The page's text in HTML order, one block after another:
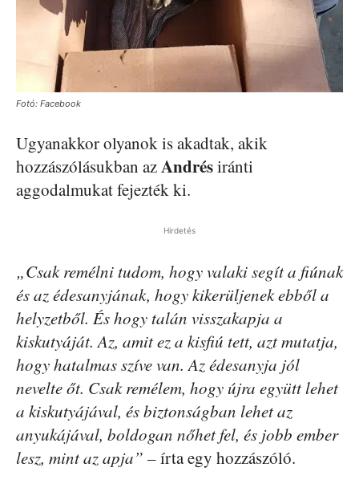
Fotó: Facebook
Ugyanakkor olyanok is akadtak, akik
hozzászólásukban azAndrésiránti
aggodalmukat fejezték ki.
Hirdetés
„Csak remélni tudom, hogy valaki segít a fiúnak
és az édesanyjának, hogy kikerüljenek ebből a
helyzetből. És hogy talán visszakapja a
kiskutyáját. Az, amit ez a kisfiú tett, azt mutatja,
hogy hatalmas szíve van. Az édesanyja jól
nevelte őt. Csak remélem, hogy újra együtt lehet
a kiskutyájával, és biztonságban lehet az
anyukájával, boldogan nőhet fel, és jobb ember
lesz, mint az apja” – írta egy hozzászóló.